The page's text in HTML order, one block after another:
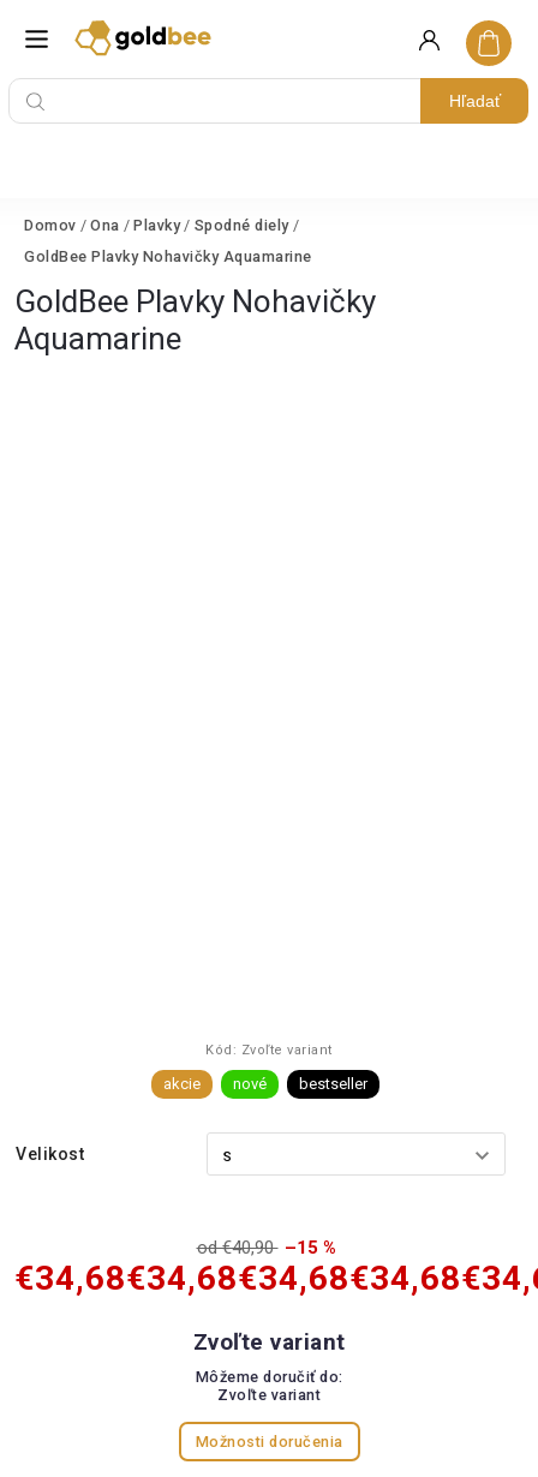
Hľadať
Domov / Ona / Plavky / Spodné diely /
GoldBee Plavky Nohavičky Aquamarine
GoldBee Plavky Nohavičky
Aquamarine
Kód: Zvoľte variant
akcie nové bestseller
Velikost
od €40,90 –15 %
€34,68€34,68€34,68€34,68
Zvoľte variant
Môžeme doručiť do:
Zvoľte variant
Možnosti doručenia